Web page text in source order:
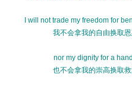
I will not trade my freedom for
我不会拿我的自由换取恩
nor my dignity for a
也不会拿我的崇高换取救